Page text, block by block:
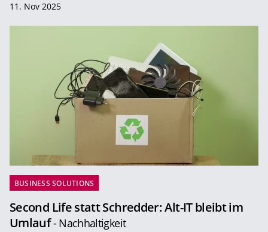
11. Nov 2025
BUSINESS SOLUTIONS
Second Life statt Schredder: Alt-IT bleibt im
Umlauf- Nachhaltigkeit